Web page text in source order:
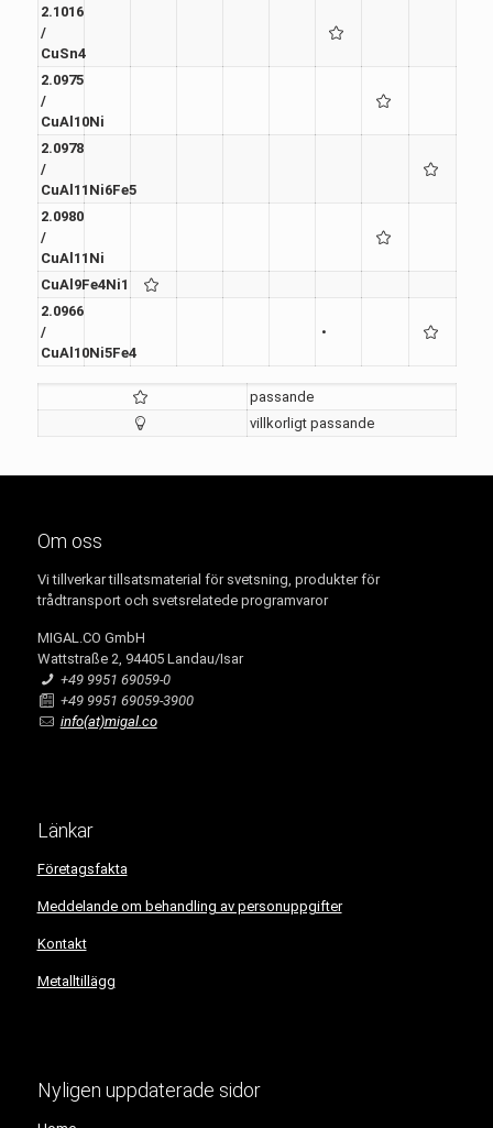
2.1016
/
CuSn4
2.0975
/
CuAl10Ni
2.0978
/
CuAl11Ni6Fe5
2.0980
/
CuAl11Ni
CuAl9Fe4Ni1
2.0966
/
CuAl10Ni5Fe4
•
passande
villkorligt passande
Om oss
Vi tillverkar tillsatsmaterial för svetsning, produkter för
trådtransport och svetsrelatede programvaror
MIGAL.CO GmbH
Wattstraße 2, 94405 Landau/Isar
+49 9951 69059-0
+49 9951 69059-3900
info(at)migal.co
Länkar
Företagsfakta
Meddelande om behandling av personuppgifter
Kontakt
Metalltillägg
Nyligen uppdaterade sidor